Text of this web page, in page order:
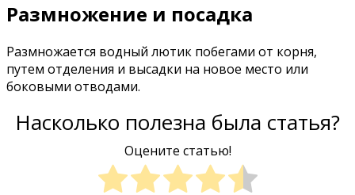
Размножение и посадка
Размножается водный лютик побегами от корня,
путем отделения и высадки на новое место или
боковыми отводами.
Насколько полезна была статья?
Оцените статью!